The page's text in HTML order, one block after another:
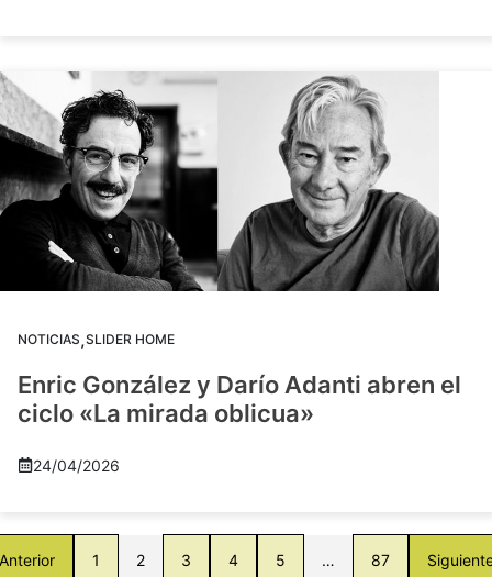
NOTICIAS,SLIDER HOME
Enric González y Darío Adanti abren el
ciclo «La mirada oblicua»
24/04/2026
1 2 3 4 5 … 87